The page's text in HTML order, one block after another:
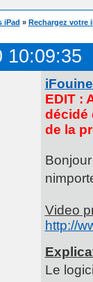
iPad » Rechargez votre
10:09:35
EDIT :
décidé
de la
Video
http://
Le